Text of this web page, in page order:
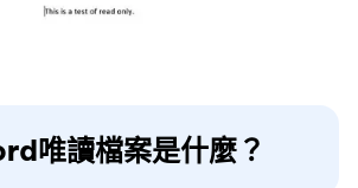
唯讀檔案是什麼？